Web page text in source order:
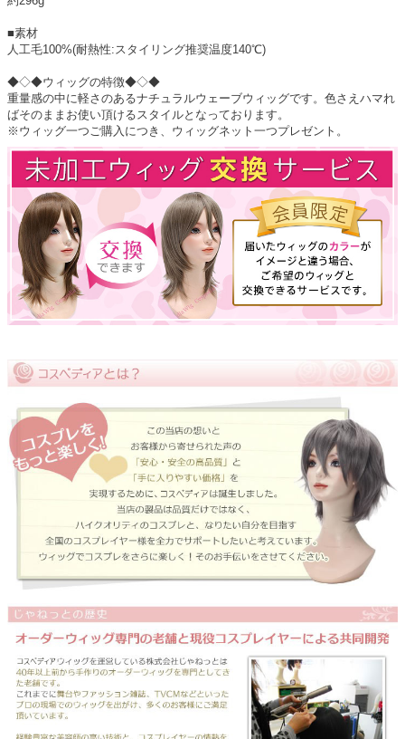
■素材
人工毛100%(耐熱性:スタイリング推奨温度140℃)
◆◇◆ウィッグの特徴◆◇◆
重量感の中に軽さのあるナチュラルウェーブウィッグです。色さえハマれ
ばそのままお使い頂けるスタイルとなっております。
※ウィッグ一つご購入につき、ウィッグネット一つプレゼント。